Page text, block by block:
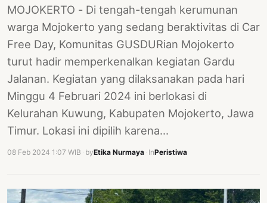
MOJOKERTO - Di tengah-tengah kerumunan
warga Mojokerto yang sedang beraktivitas di Car
Free Day, Komunitas GUSDURian Mojokerto
turut hadir memperkenalkan kegiatan Gardu
Jalanan. Kegiatan yang dilaksanakan pada hari
Minggu 4 Februari 2024 ini berlokasi di
Kelurahan Kuwung, Kabupaten Mojokerto, Jawa
Timur. Lokasi ini dipilih karena…
08 Feb 2024 1:07 WIB byEtika Nurmaya InPeristiwa